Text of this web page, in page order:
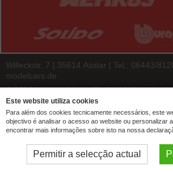
Willeckstr. 7 | 35614 Asslar | Tel.: 06443/
modelcars.de
© 2026 | ck-modelcars Christoph Krombach
4.9/ 5.00of 7446 ck-modelcars.de customer
Este website utiliza cookies
Para além dos cookies tecnicamente necessários, este
objectivo é analisar o acesso ao website ou personalizar
encontrar mais informações sobre isto na nossa
Permitir a selecção actual